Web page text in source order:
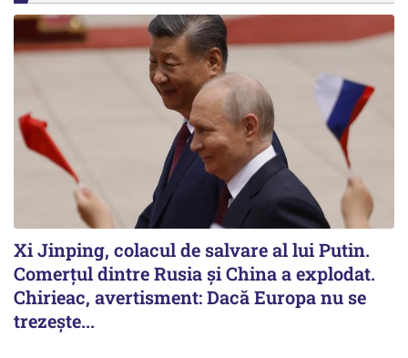
Xi Jinping, colacul de salvare al lui Putin.
Comerțul dintre Rusia și China a explodat.
Chirieac, avertisment: Dacă Europa nu se
trezește...